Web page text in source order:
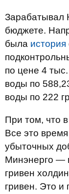
Зарабатывал
бюджете.
была история
по цене 4
воды по
воды по 222
При том, что
Все это
убыточных
Минэнерго —
гривен
гривен. Это и